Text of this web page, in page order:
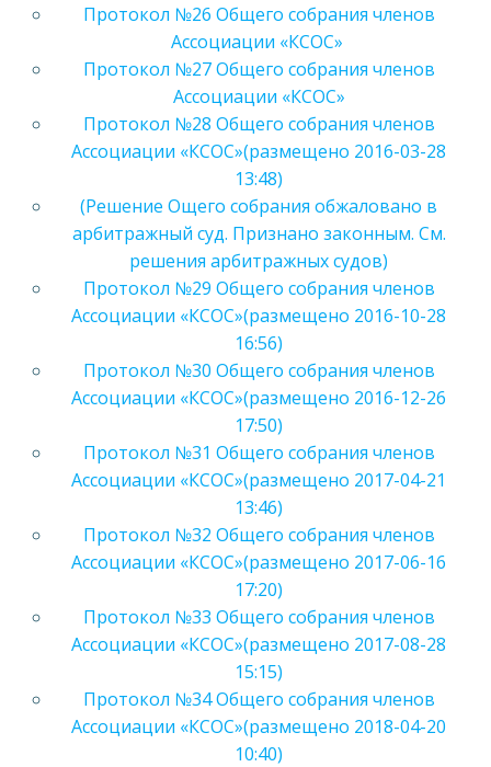
Протокол №26 Общего собрания членов
Ассоциации «КСОС»
Протокол №27 Общего собрания членов
Ассоциации «КСОС»
Протокол №28 Общего собрания членов
Ассоциации «КСОС»(размещено 2016-03-28
13:48)
(Решение Ощего собрания обжаловано в
арбитражный суд. Признано законным. См.
решения арбитражных судов)
Протокол №29 Общего собрания членов
Ассоциации «КСОС»(размещено 2016-10-28
16:56)
Протокол №30 Общего собрания членов
Ассоциации «КСОС»(размещено 2016-12-26
17:50)
Протокол №31 Общего собрания членов
Ассоциации «КСОС»(размещено 2017-04-21
13:46)
Протокол №32 Общего собрания членов
Ассоциации «КСОС»(размещено 2017-06-16
17:20)
Протокол №33 Общего собрания членов
Ассоциации «КСОС»(размещено 2017-08-28
15:15)
Протокол №34 Общего собрания членов
Ассоциации «КСОС»(размещено 2018-04-20
10:40)